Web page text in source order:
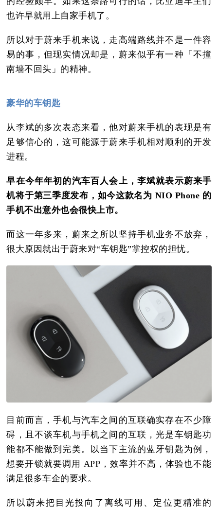
也许早就用上自家手机了。
所以对于蔚来手机来说，走高端路线并不是一件容
易的事，但现实情况却是，蔚来似乎有一种「不撞
南墙不回头」的精神。
豪华的车钥匙
从李斌的多次表态来看，他对蔚来手机的表现是有
足够信心的，这可能源于蔚来手机相对顺利的开发
进程。
早在今年年初的汽车百人会上，李斌就表示蔚来手
机将于第三季度发布，如今这款名为 NIO Phone 的
手机不出意外也会很快上市。
而这一年多来，蔚来之所以坚持手机业务不放弃，
很大原因就出于蔚来对“车钥匙”掌控权的担忧。
目前而言，手机与汽车之间的互联确实存在不少障
碍，且不谈车机与手机之间的互联，光是车钥匙功
能都不能做到完美。以当下主流的蓝牙钥匙为例，
想要开锁就要调用 APP，效率并不高，体验也不能
满足很多车企的要求。
所以蔚来把目光投向了离线可用、定位更精准的